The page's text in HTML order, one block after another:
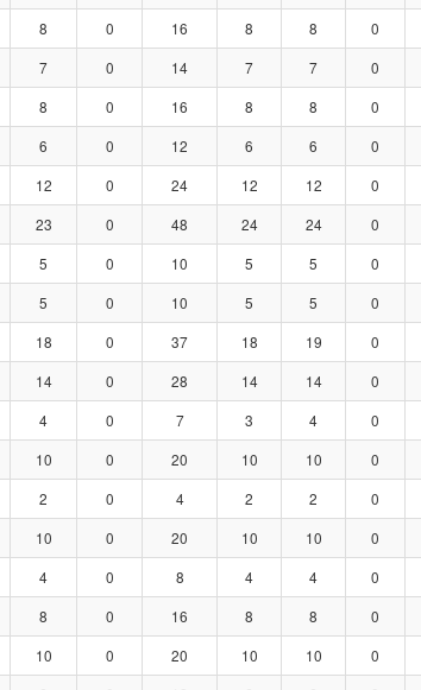
8 0 16 8 8 0
7 0 14 7 7 0
8 0 16 8 8 0
6 0 12 6 6 0
12 0 24 12 12 0
23 0 48 24 24 0
5 0 10 5 5 0
5 0 10 5 5 0
18 0 37 18 19 0
14 0 28 14 14 0
4 0 7 3 4 0
10 0 20 10 10 0
2 0 4 2 2 0
10 0 20 10 10 0
4 0 8 4 4 0
8 0 16 8 8 0
10 0 20 10 10 0